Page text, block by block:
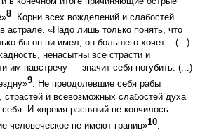
8. Корни всех вожделений и слабостей
астрале. «Надо лишь только понять, что
бы он ни имел, он большего хочет... (...)
ненасытны все страсти и
им навстречу — значит себя погубить. (...)
9. Не преодолевшие себя рабы
страстей и всевозможных слабостей духа
И «время распятий не кончилось.
человеческое не имеют границ»10.